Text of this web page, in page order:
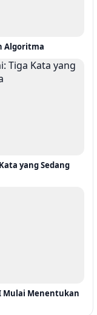
Algoritma
yang Sedang
Mulai Menentukan